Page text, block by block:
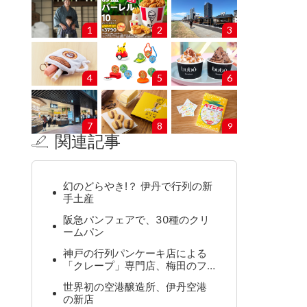
1 2 3
4 5 6
7 8 9
関連記事
幻のどらやき!？ 伊丹で行列の新
手土産
阪急パンフェアで、30種のクリ
ームパン
神戸の行列パンケーキ店による
「クレープ」専門店、梅田のフ…
世界初の空港醸造所、伊丹空港
の新店